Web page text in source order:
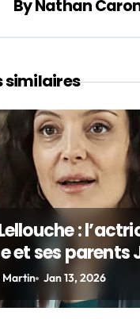
ByNathan
similaires
:
et ses parents
Martin Jan 13, 2026